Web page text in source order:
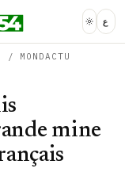
ع
/ MONDACTU
mine